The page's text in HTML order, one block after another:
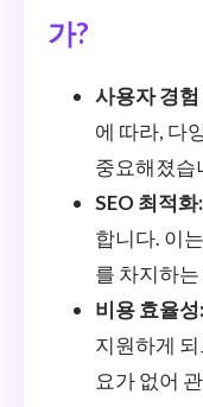
가?
사용자 경험
에 따라, 다
중요해졌습
SEO 최적화:
합니다. 이
를 차지하
비용 효율성:
지원하게
요가 없어